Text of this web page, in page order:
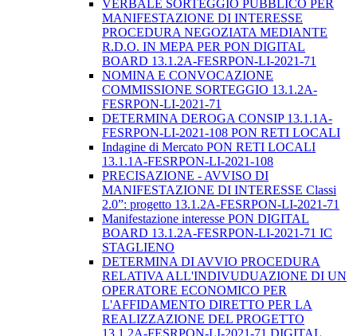
VERBALE SORTEGGIO PUBBLICO PER
MANIFESTAZIONE DI INTERESSE
PROCEDURA NEGOZIATA MEDIANTE
R.D.O. IN MEPA PER PON DIGITAL
BOARD 13.1.2A-FESRPON-LI-2021-71
NOMINA E CONVOCAZIONE
COMMISSIONE SORTEGGIO 13.1.2A-
FESRPON-LI-2021-71
DETERMINA DEROGA CONSIP 13.1.1A-
FESRPON-LI-2021-108 PON RETI LOCALI
Indagine di Mercato PON RETI LOCALI
13.1.1A-FESRPON-LI-2021-108
PRECISAZIONE - AVVISO DI
MANIFESTAZIONE DI INTERESSE Classi
2.0”: progetto 13.1.2A-FESRPON-LI-2021-71
Manifestazione interesse PON DIGITAL
BOARD 13.1.2A-FESRPON-LI-2021-71 IC
STAGLIENO
DETERMINA DI AVVIO PROCEDURA
RELATIVA ALL'INDIVUDUAZIONE DI UN
OPERATORE ECONOMICO PER
L'AFFIDAMENTO DIRETTO PER LA
REALIZZAZIONE DEL PROGETTO